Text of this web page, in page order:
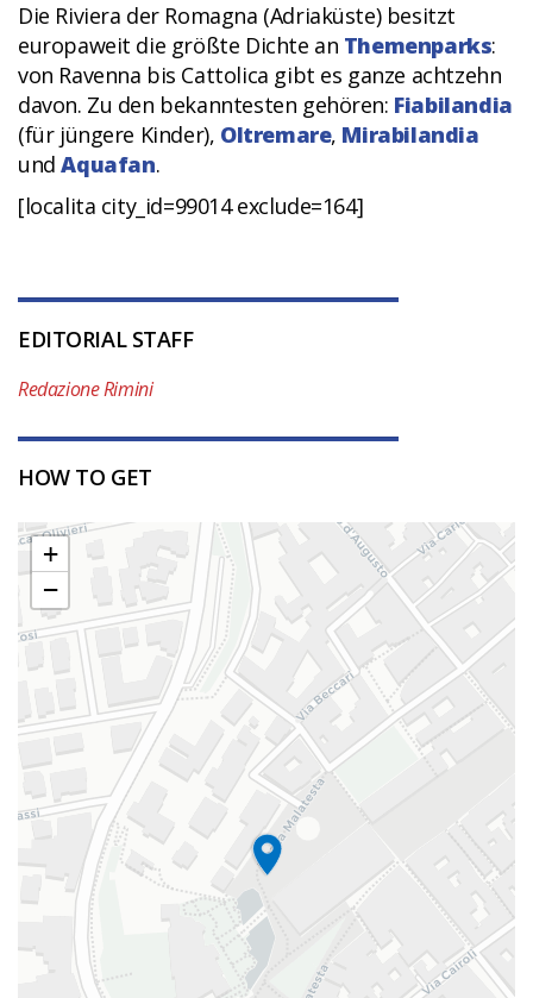
Die Riviera der Romagna (Adriaküste) besitzt
europaweit die größte Dichte an Themenparks:
von Ravenna bis Cattolica gibt es ganze achtzehn
davon. Zu den bekanntesten gehören: Fiabilandia
(für jüngere Kinder), Oltremare, Mirabilandia
undAquafan.
[localita city_id=99014 exclude=164]
EDITORIAL STAFF
Redazione Rimini
HOW TO GET
+
−